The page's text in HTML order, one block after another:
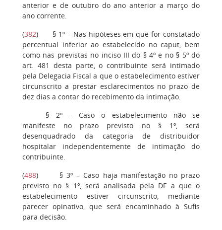
anterior e de outubro do ano anterior a março do
ano corrente.
(382) § 1º – Nas hipóteses em que for constatado
percentual inferior ao estabelecido no caput, bem
como nas previstas no inciso III do § 4º e no § 5º do
art. 481 desta parte, o contribuinte será intimado
pela Delegacia Fiscal a que o estabelecimento estiver
circunscrito a prestar esclarecimentos no prazo de
dez dias a contar do recebimento da intimação.
§ 2º – Caso o estabelecimento não se
manifeste no prazo previsto no § 1º, será
desenquadrado da categoria de distribuidor
hospitalar independentemente de intimação do
contribuinte.
(488) § 3º– Caso haja manifestação no prazo
previsto no § 1º, será analisada pela DF a que o
estabelecimento estiver circunscrito, mediante
parecer opinativo, que será encaminhado à Sufis
para decisão.